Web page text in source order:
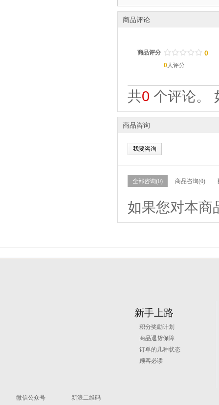
商品评论
商品评分 / / / / /
. . . . . 0
0人评分
共0 个评论。
商品咨询
我要咨询
全部咨询(0) 商品咨询(0)
如果您对本商
微信公众号 新浪二维码
新手上路
积分奖励计划
商品退货保障
订单的几种状态
顾客必读